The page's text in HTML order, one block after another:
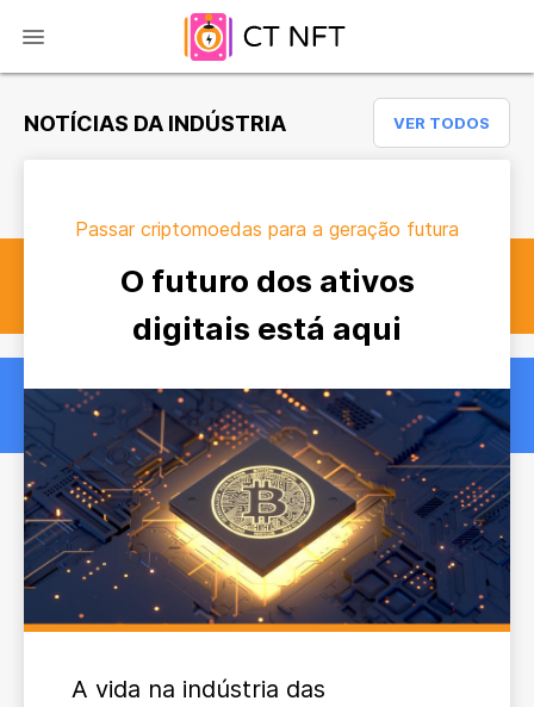
NOTÍCIAS DA INDÚSTRIA VER TODOS
Passar criptomoedas para a geração futura
O futuro dos ativos
digitais está aqui
A vida na indústria das